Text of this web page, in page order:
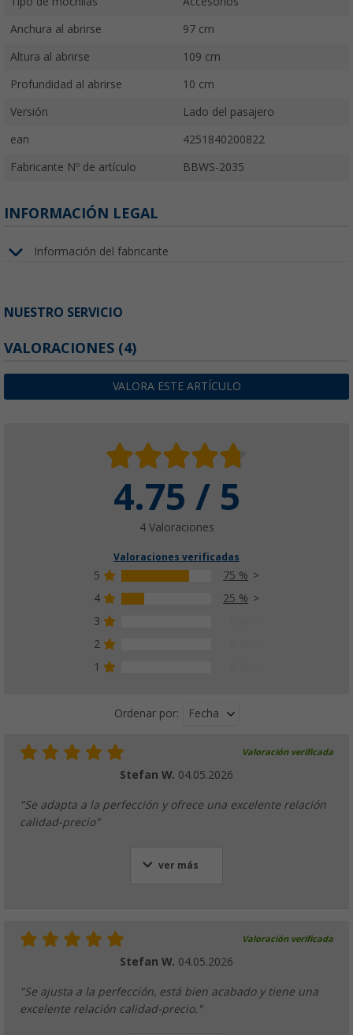
Anchura al abrirse 97 cm
Altura al abrirse 109 cm
Profundidad al abrirse 10 cm
Versión Lado del pasajero
ean 4251840200822
Fabricante Nº de artículo BBWS-2035
INFORMACIÓN LEGAL
Información del fabricante
NUESTRO SERVICIO
VALORACIONES (4)
VALORA ESTE ARTÍCULO
4.75 / 5
4 Valoraciones
Valoraciones verificadas
5
75 %
4
25 %
3
2
1
Ordenar por: Fecha
Valoración verificada
Stefan W. 04.05.2026
"Se adapta a la perfección y ofrece una excelente relación
calidad-precio"
ver más
Valoración verificada
Stefan W. 04.05.2026
"Se ajusta a la perfección, está bien acabado y tiene una
excelente relación calidad-precio."